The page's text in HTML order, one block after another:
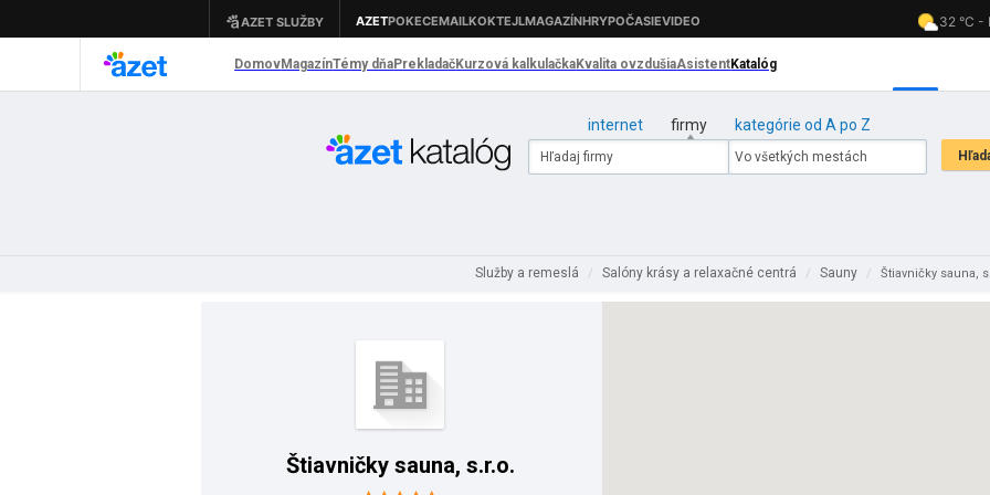
internet firmy kategórie od A po Z
Služby a remeslá / Salóny krásy a relaxačné centrá / Sauny / Štiavničky sauna,
Štiavničky sauna, s.r.o.